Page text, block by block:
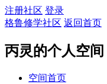
注册社区 登录
格鲁修学社区 返回首页
丙灵的个人空间
空间首页